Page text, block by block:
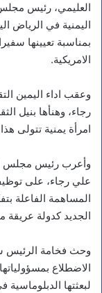
العليمي، رئيس
اليمنية في الرياض
بمناسبة تعيينها
الامريكية.
وعقب اداء اليمين
رجاء، وهنأها بنيل
امرأة يمنية تتولى
وأعرب رئيس مجلس
علي رجاء، على
المساهمة الفاعلة
الجديد كدولة عريقة
وحث فخامة الرئيس
الاضطلاع
لبعثتها